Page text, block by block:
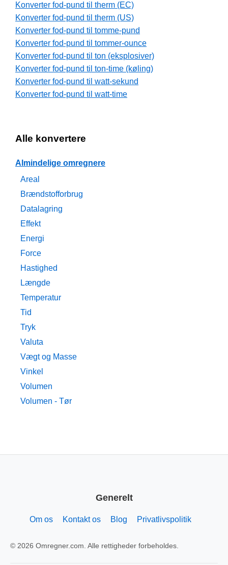
Konverter fod-pund til therm (EC)
Konverter fod-pund til therm (US)
Konverter fod-pund til tomme-pund
Konverter fod-pund til tommer-ounce
Konverter fod-pund til ton (eksplosiver)
Konverter fod-pund til ton-time (køling)
Konverter fod-pund til watt-sekund
Konverter fod-pund til watt-time
Alle konvertere
Almindelige omregnere
Areal
Brændstofforbrug
Datalagring
Effekt
Energi
Force
Hastighed
Længde
Temperatur
Tid
Tryk
Valuta
Vægt og Masse
Vinkel
Volumen
Volumen - Tør
Generelt
Om os Kontakt os Blog Privatlivspolitik
© 2026 Omregner.com. Alle rettigheder forbeholdes.